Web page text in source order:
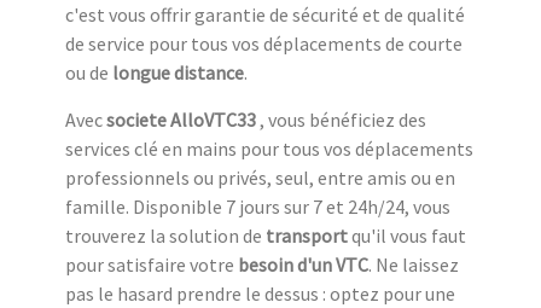
c'est vous offrir garantie de sécurité et de qualité
de service pour tous vos déplacements de courte
ou de longue distance.
Avecsociete AlloVTC33 , vous bénéficiez des
services clé en mains pour tous vos déplacements
professionnels ou privés, seul, entre amis ou en
famille. Disponible 7 jours sur 7 et 24h/24, vous
trouverez la solution de transportqu'il vous faut
pour satisfaire votre besoin d'un VTC. Ne laissez
pas le hasard prendre le dessus : optez pour une